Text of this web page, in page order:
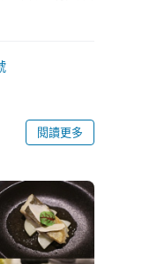
閱讀更多